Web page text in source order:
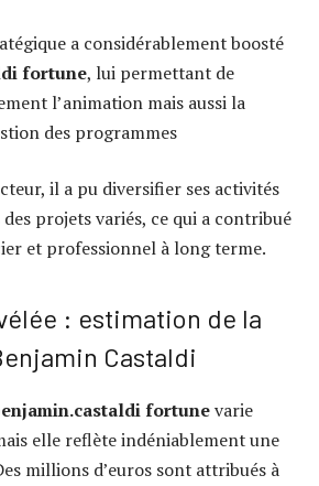
a considérablement boosté
fortune, lui permettant de
l’animation mais aussi la
des programmes
il a pu diversifier ses activités
projets variés, ce qui a contribué
et professionnel à long terme.
: estimation de la
Castaldi
fortunevarie
elle reflète indéniablement une
millions d’euros sont attribués à